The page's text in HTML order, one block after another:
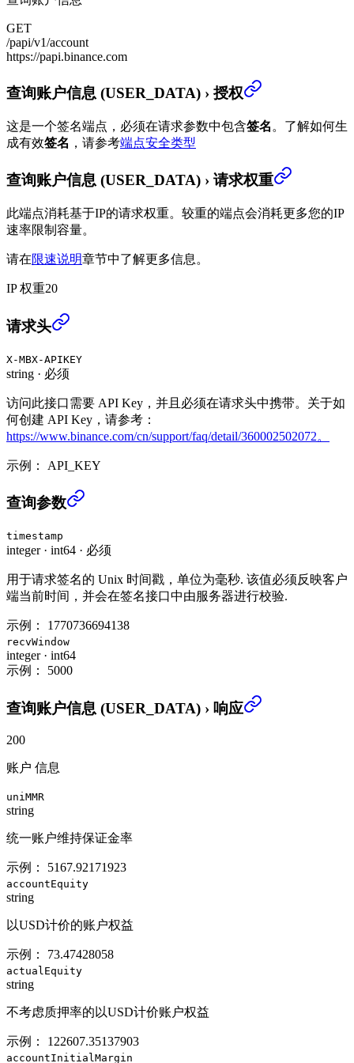
GET
/papi/v1/account
https://papi.binance.com
查询账户信息 (USER_DATA) › 授权
这是一个签名端点，必须在请求参数中包含签名 。 了解如何生
成有效签名 ，请参考端点安全类型
查询账户信息 (USER_DATA) › 请求权重
此端点消耗基于IP的请求权重。较重的端点会消耗更多您的IP
速率限制容量。
请在限速说明章节中了解更多信息。
IP 权重20
查询账户信息 (USER_DATA)
请求头
X-MBX-APIKEY
string · 必须
访问此接口需要 API Key，并且必须在请求头中携带。关于如
何创建 API Key，请参考：
https://www.binance.com/cn/support/faq/detail/360002502072。
示例： API_KEY
查询账户信息 (USER_DATA)
查询参数
timestamp
integer· int64 · 必须
用于请求签名的 Unix 时间戳，单位为毫秒. 该值必须反映客户
端当前时间，并会在签名接口中由服务器进行校验.
示例： 1770736694138
recvWindow
integer· int64
示例：
5000
查询账户信息 (USER_DATA) › 响应
200
账户 信息
uniMMR
string
统一账户维持保证金率
示例： 5167.92171923
accountEquity
string
以USD计价的账户权益
示例： 73.47428058
actualEquity
string
不考虑质押率的以USD计价账户权益
示例： 122607.35137903
accountInitialMargin